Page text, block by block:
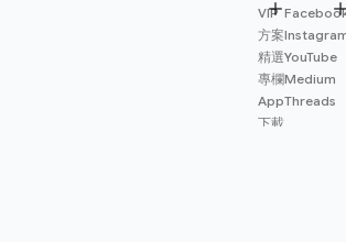
VIP
方案
精選
專欄
App
下載
YouTube
Medium
Threads